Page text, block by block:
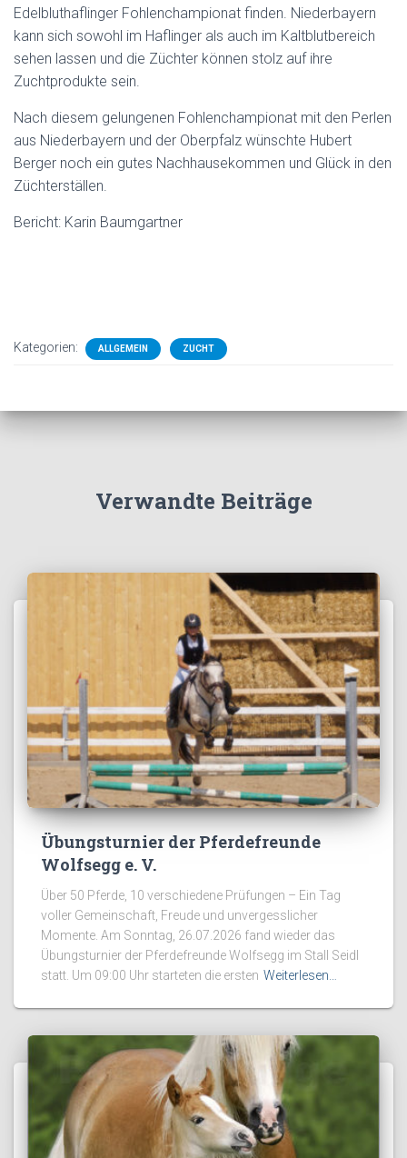
Edelbluthaflinger Fohlenchampionat finden. Niederbayern
kann sich sowohl im Haflinger als auch im Kaltblutbereich
sehen lassen und die Züchter können stolz auf ihre
Zuchtprodukte sein.
Nach diesem gelungenen Fohlenchampionat mit den Perlen
aus Niederbayern und der Oberpfalz wünschte Hubert
Berger noch ein gutes Nachhausekommen und Glück in den
Züchterställen.
Bericht: Karin Baumgartner
Kategorien: ALLGEMEIN ZUCHT
Verwandte Beiträge
Übungsturnier der Pferdefreunde
Wolfsegg e. V.
Über 50 Pferde, 10 verschiedene Prüfungen – Ein Tag
voller Gemeinschaft, Freude und unvergesslicher
Momente. Am Sonntag, 26.07.2026 fand wieder das
Übungsturnier der Pferdefreunde Wolfsegg im Stall Seidl
statt. Um 09:00 Uhr starteten die ersten Weiterlesen…